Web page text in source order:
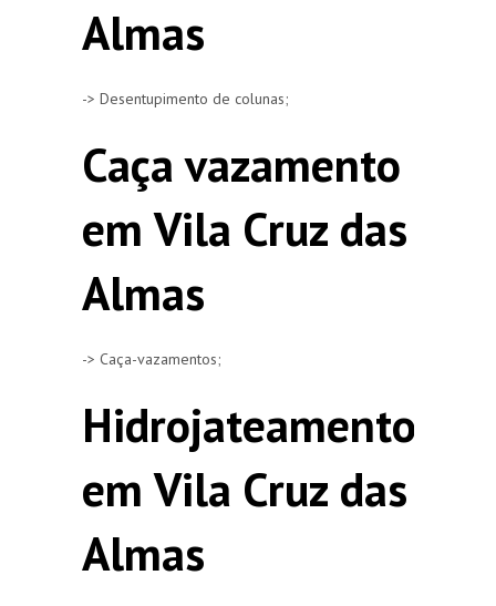
Almas
-> Desentupimento de colunas;
Caça vazamento
em Vila Cruz das
Almas
-> Caça-vazamentos;
Hidrojateamento
em Vila Cruz das
Almas